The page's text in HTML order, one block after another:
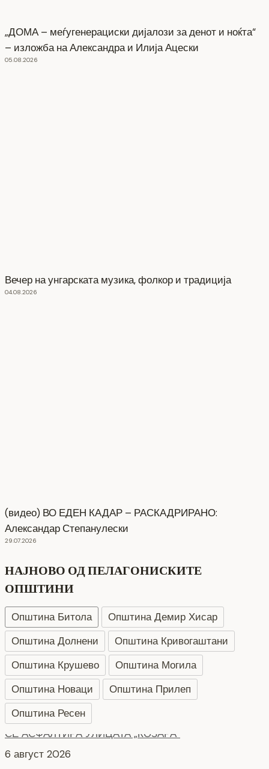
„ДОМА – меѓугенерациски дијалози за денот и ноќта“
– изложба на Александра и Илија Ацески
05.08.2026
Вечер на унгарската музика, фолкор и традиција
04.08.2026
(видео) ВО ЕДЕН КАДАР – РАСКАДРИРАНО:
Александар Степанулески
29.07.2026
НАЈНОВО ОД ПЕЛАГОНИСКИТЕ
ОПШТИНИ
Општина Битола
Општина Демир Хисар
Општина Долнени
Општина Кривогаштани
Општина Крушево
Општина Могила
Општина Новаци
Општина Прилеп
Општина Ресен
НОВ ПАРКИНГ ПРОСТОР ВО БИТОЛА
5 август 2026